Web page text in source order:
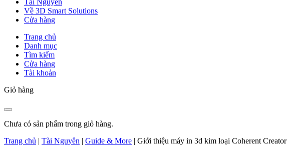
Tài Nguyên
Về 3D Smart Solutions
Cửa hàng
Trang chủ
Danh mục
Tìm kiếm
Cửa hàng
Tài khoản
Giỏ hàng
Chưa có sản phẩm trong giỏ hàng.
Trang chủ | Tài Nguyên | Guide & More | Giới thiệu máy in 3d kim loại Coherent Creator